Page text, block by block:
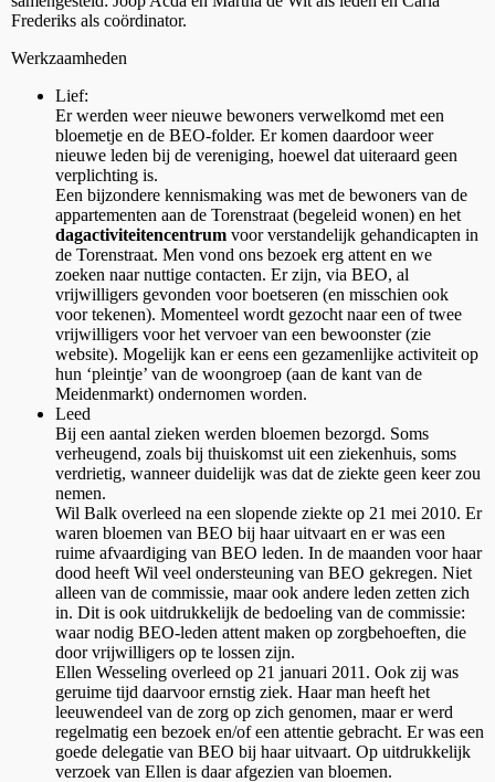
Frederiks als coördinator.
Werkzaamheden
Lief:
Er werden weer nieuwe bewoners verwelkomd met een
bloemetje en de BEO-folder. Er komen daardoor weer
nieuwe leden bij de vereniging, hoewel dat uiteraard geen
verplichting is.
Een bijzondere kennismaking was met de bewoners van de
appartementen aan de Torenstraat (begeleid wonen) en het
dagactiviteitencentrum voor verstandelijk gehandicapten in
de Torenstraat. Men vond ons bezoek erg attent en we
zoeken naar nuttige contacten. Er zijn, via BEO, al
vrijwilligers gevonden voor boetseren (en misschien ook
voor tekenen). Momenteel wordt gezocht naar een of twee
vrijwilligers voor het vervoer van een bewoonster (zie
website). Mogelijk kan er eens een gezamenlijke activiteit op
hun ‘pleintje’ van de woongroep (aan de kant van de
Meidenmarkt) ondernomen worden.
Leed
Bij een aantal zieken werden bloemen bezorgd. Soms
verheugend, zoals bij thuiskomst uit een ziekenhuis, soms
verdrietig, wanneer duidelijk was dat de ziekte geen keer zou
nemen.
Wil Balk overleed na een slopende ziekte op 21 mei 2010. Er
waren bloemen van BEO bij haar uitvaart en er was een
ruime afvaardiging van BEO leden. In de maanden voor haar
dood heeft Wil veel ondersteuning van BEO gekregen. Niet
alleen van de commissie, maar ook andere leden zetten zich
in. Dit is ook uitdrukkelijk de bedoeling van de commissie:
waar nodig BEO-leden attent maken op zorgbehoeften, die
door vrijwilligers op te lossen zijn.
Ellen Wesseling overleed op 21 januari 2011. Ook zij was
geruime tijd daarvoor ernstig ziek. Haar man heeft het
leeuwendeel van de zorg op zich genomen, maar er werd
regelmatig een bezoek en/of een attentie gebracht. Er was een
goede delegatie van BEO bij haar uitvaart. Op uitdrukkelijk
verzoek van Ellen is daar afgezien van bloemen.